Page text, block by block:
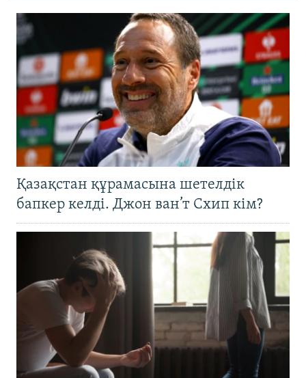
Қазақстан құрамасына шетелдік
бапкер келді. Джон ван’т Схип кім?